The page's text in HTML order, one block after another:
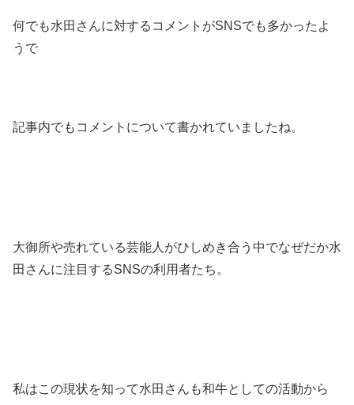
何でも水田さんに対するコメントがSNSでも多かったよ
うで
記事内でもコメントについて書かれていましたね。
大御所や売れている芸能人がひしめき合う中でなぜだか水
田さんに注目するSNSの利用者たち。
私はこの現状を知って水田さんも和牛としての活動から